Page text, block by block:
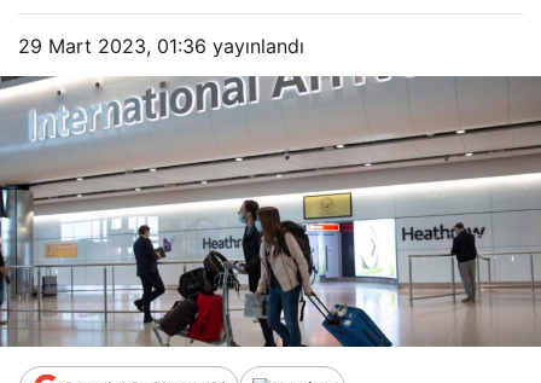
29 Mart 2023, 01:36 yayınlandı